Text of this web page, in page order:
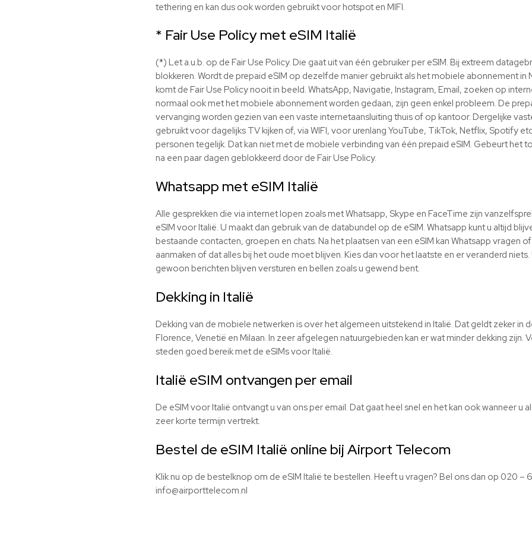
tethering en kan dus ook worden gebruikt voor hotspot en MIFI.
* Fair Use Policy met eSIM Italië
(*) Let a.u.b. op de Fair Use Policy. Die gaat uit van één gebruiker per eSIM. Bij extreem
blokkeren. Wordt de prepaid eSIM op dezelfde manier gebruikt als het mobiele abonnement in
komt de Fair Use Policy nooit in beeld. WhatsApp, Navigatie, Instagram, Email, zoeken op
normaal ook met het mobiele abonnement worden gedaan, zijn geen enkel probleem. De
vervanging worden gezien van een vaste internetaansluiting thuis of op kantoor. Dergelijke
gebruikt voor dagelijks TV kijken of, via WIFI, voor urenlang YouTube, TikTok, Netflix, Spotify
personen tegelijk. Dat kan niet met de mobiele verbinding van één prepaid eSIM. Gebeurt het
na een paar dagen geblokkeerd door de Fair Use Policy.
Whatsapp met eSIM Italië
Alle gesprekken die via internet lopen zoals met Whatsapp, Skype en FaceTime zijn
eSIM voor Italië. U maakt dan gebruik van de databundel op de eSIM. Whatsapp kunt u altijd
bestaande contacten, groepen en chats. Na het plaatsen van een eSIM kan Whatsapp vragen
aanmaken of dat alles bij het oude moet blijven. Kies dan voor het laatste en er veranderd
gewoon berichten blijven versturen en bellen zoals u gewend bent.
Dekking in Italië
Dekking van de mobiele netwerken is over het algemeen uitstekend in Italië. Dat geldt zeker in
Florence, Venetië en Milaan. In zeer afgelegen natuurgebieden kan er wat minder dekking zijn.
steden goed bereik met de eSIMsvoor Italië.
Italië eSIM ontvangen per email
De eSIM voor Italië ontvangt u van ons per email. Dat gaat heel snel en het kan ook wanneer u
zeer korte termijn vertrekt.
Bestel de eSIM Italië online bij Airport Telecom
Klik nu op de bestelknop om de eSIM Italië te bestellen. Heeft u vragen? Bel ons dan op 020 –
info@airporttelecom.nl